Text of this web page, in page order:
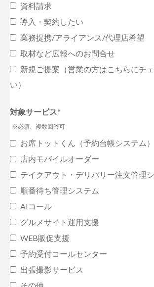
資料請求
導入・契約したい
業務提携/アライアンス/代理店希望
取材など広報へのお問合せ
新規ご提案（営業の方はこちらにチ
い）
対象サービス*
※必須、複数回答可
お席トットくん（予約台帳システム）
店内モバイルオーダー
テイクアウト・デリバリー注文管理
順番待ち管理システム
AIコール
グルメサイト運用支援
WEB販促支援
予約受付コールセンター
出張撮影サービス
その他